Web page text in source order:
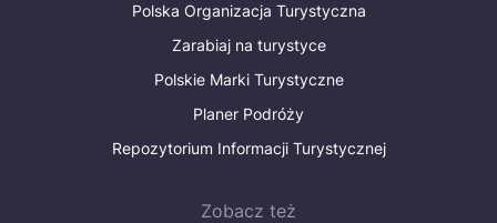
Polska Organizacja Turystyczna
Zarabiaj na turystyce
Polskie Marki Turystyczne
Planer Podróży
Repozytorium Informacji Turystycznej
Zobacz też